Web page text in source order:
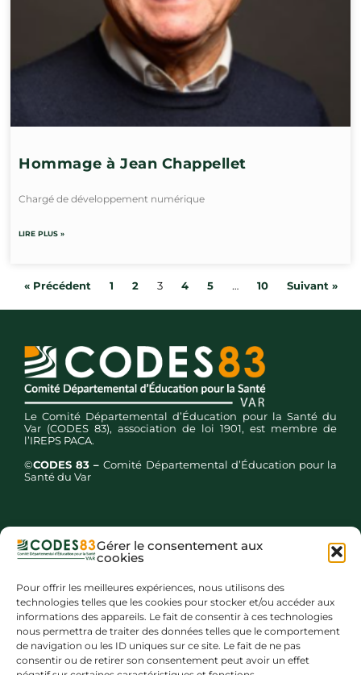
Gérer le consentement aux
cookies
Pour offrir les meilleures expériences, nous utilisons des
technologies telles que les cookies pour stocker et/ou accéder aux
informations des appareils. Le fait de consentir à ces technologies
nous permettra de traiter des données telles que le comportement
de navigation ou les ID uniques sur ce site. Le fait de ne pas
consentir ou de retirer son consentement peut avoir un effet
Hommage à Jean Chappellet
Chargé de développement numérique
LIRE PLUS »
« Précédent 1 2 3 4 5 … 10 Suivant »
Le Comité Départemental d’Éducation pour la Santé du
Var (CODES 83), association de loi 1901, est membre de
l’IREPS PACA.
©CODES 83 –Comité Départemental d’Éducation pour la
Santé du Var
Inscription newsletters